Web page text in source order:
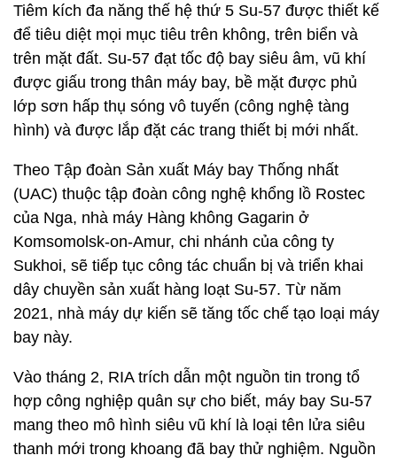
Tiêm kích đa năng thế hệ thứ 5 Su-57 được thiết kế
để tiêu diệt mọi mục tiêu trên không, trên biển và
trên mặt đất. Su-57 đạt tốc độ bay siêu âm, vũ khí
được giấu trong thân máy bay, bề mặt được phủ
lớp sơn hấp thụ sóng vô tuyến (công nghệ tàng
hình) và được lắp đặt các trang thiết bị mới nhất.
Theo Tập đoàn Sản xuất Máy bay Thống nhất
(UAC) thuộc tập đoàn công nghệ khổng lồ Rostec
của Nga, nhà máy Hàng không Gagarin ở
Komsomolsk-on-Amur, chi nhánh của công ty
Sukhoi, sẽ tiếp tục công tác chuẩn bị và triển khai
dây chuyền sản xuất hàng loạt Su-57. Từ năm
2021, nhà máy dự kiến sẽ tăng tốc chế tạo loại máy
bay này.
Vào tháng 2, RIA trích dẫn một nguồn tin trong tổ
hợp công nghiệp quân sự cho biết, máy bay Su-57
mang theo mô hình siêu vũ khí là loại tên lửa siêu
thanh mới trong khoang đã bay thử nghiệm. Nguồn